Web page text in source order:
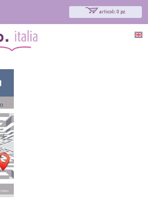
articoli: 0 pz.